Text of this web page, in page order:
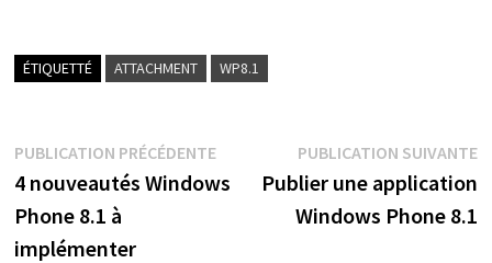
ÉTIQUETTÉ ATTACHMENT WP8.1
Navigation
de
l’article
PUBLICATION PRÉCÉDENTEPublication
précédente :
4 nouveautés Windows
Phone 8.1 à
implémenter
PUBLICATION SUIVANTE
Publier une application
Windows Phone 8.1